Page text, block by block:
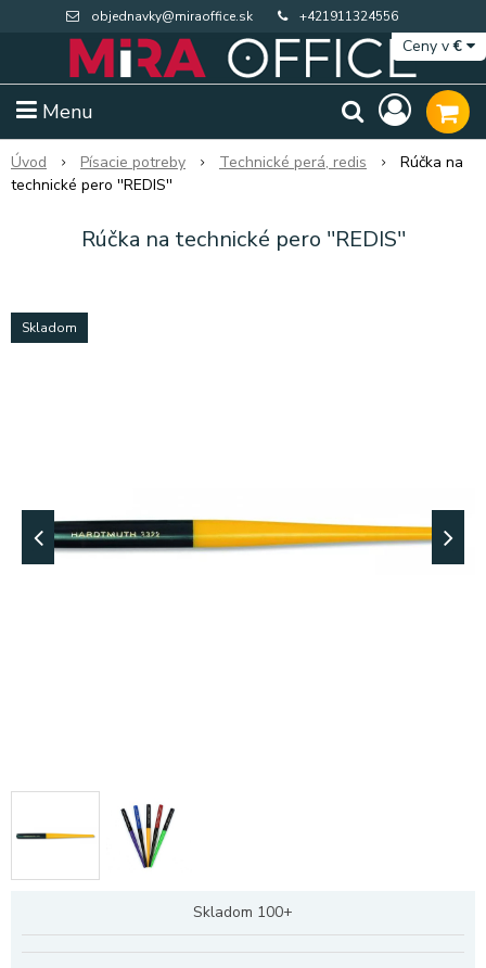
objednavky@miraoffice.sk +421911324556
Menu
Ceny v€
Úvod Písacie potreby Technické perá, redis
Rúčka na
technické pero ''REDIS''
Rúčka na technické pero ''REDIS''
Skladom
Skladom 100+